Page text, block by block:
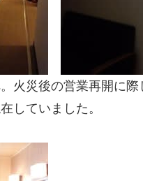
火災後の営業再開に
していました。